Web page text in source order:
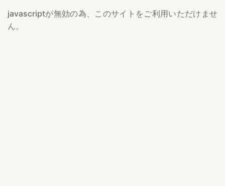
javascriptが無効の為、このサイトをご利用いただけませ
ん。